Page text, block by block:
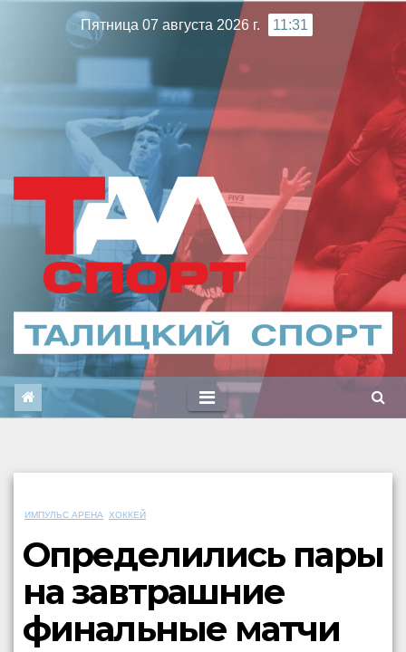
Пятница 07 августа 2026 г. 11:31
ИМПУЛЬС АРЕНА ХОККЕЙ
Определились пары
на завтрашние
финальные матчи